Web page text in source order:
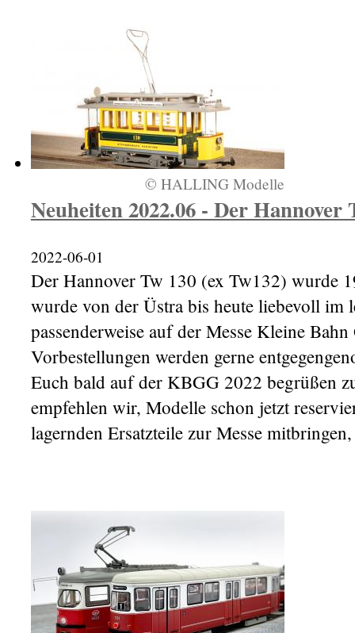
© HALLING Modelle
Neuheiten 2022.06 - Der Hannover
2022-06-01
Der Hannover Tw 130 (ex Tw132) wurde
wurde von der Üstra bis heute liebevoll im
passenderweise auf der Messe Kleine
Vorbestellungen werden gerne
Euch bald auf der KBGG 2022 begrüßen
empfehlen wir, Modelle schon jetzt
lagernden Ersatzteile zur Messe